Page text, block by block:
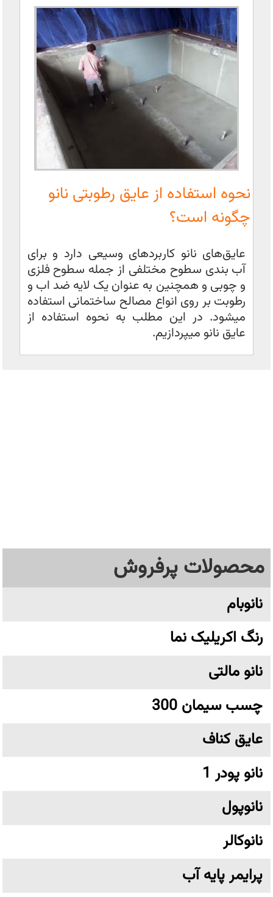
نحوه استفاده از عایق رطوبتی نانو
چگونه است؟
عایق‌های نانو کاربردهای وسیعی دارد و برای
آب بندی سطوح مختلفی از جمله سطوح فلزی
و چوبی و همچنین به عنوان یک لایه ضد اب و
رطوبت بر روی انواع مصالح ساختمانی استفاده
میشود. در این مطلب به نحوه استفاده از
عایق نانو میپردازیم.
محصولات پرفروش
نانوبام
رنگ اکریلیک نما
نانو مالتی
چسب سیمان 300
عایق کناف
نانو پودر 1
نانوپول
نانوکالر
پرایمر پایه آب